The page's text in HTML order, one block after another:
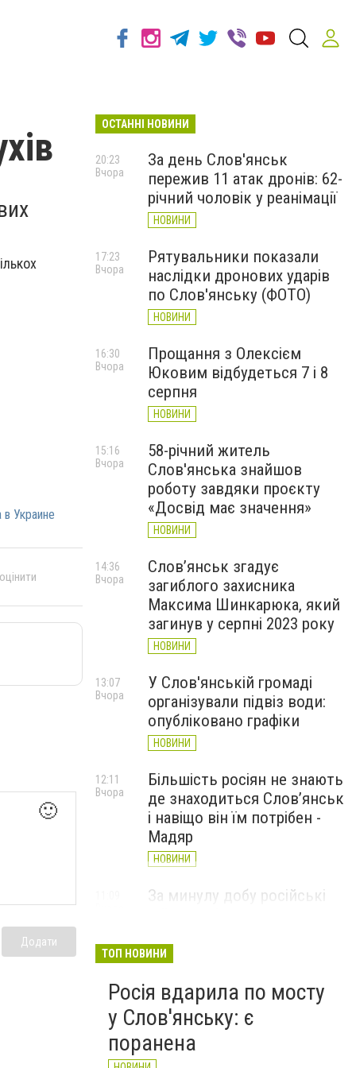
в Украине
🙂
Додати
ОСТАННІ НОВИНИ
За день Слов'янськ
пережив 11 атак дронів: 62-
річний чоловік у реанімації
НОВИНИ
20:23
Вчора
Рятувальники показали
наслідки дронових ударів
по Слов'янську (ФОТО)
НОВИНИ
17:23
Вчора
Прощання з Олексієм
Юковим відбудеться 7 і 8
серпня
НОВИНИ
16:30
Вчора
58-річний житель
Слов'янська знайшов
роботу завдяки проєкту
«Досвід має значення»
НОВИНИ
15:16
Вчора
Слов’янськ згадує
загиблого захисника
Максима Шинкарюка, який
загинув у серпні 2023 року
НОВИНИ
14:36
Вчора
У Слов'янській громаді
організували підвіз води:
опубліковано графіки
НОВИНИ
13:07
Вчора
Більшість росіян не знають
де знаходиться Слов’янськ
і навіщо він їм потрібен -
Мадяр
НОВИНИ
12:11
Вчора
За минулу добу російські
великої війни: 6 серпня
ТОП НОВИНИ
Росія вдарила по мосту
у Слов'янську: є
поранена